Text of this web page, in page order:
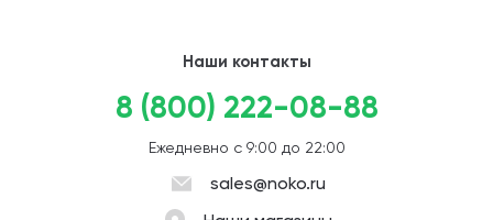
Наши контакты
8 (800) 222-08-88
Ежедневно с 9:00 до 22:00
sales@noko.ru